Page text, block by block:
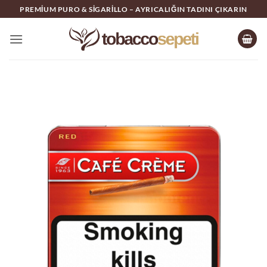
İçeriğe
atla
PREMIUM PURO & SIGARILLO – AYRICALIĞIN TADINI ÇIKARIN